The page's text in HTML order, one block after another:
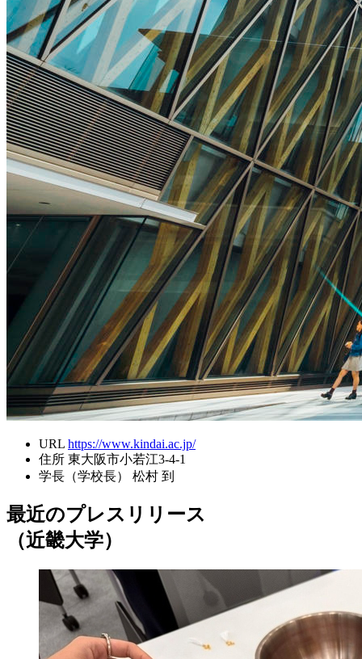
URL https://www.kindai.ac.jp/
住所 東大阪市小若江3-4-1
学長（学校長）
松村 到
最近のプレスリリース
（近畿大学）